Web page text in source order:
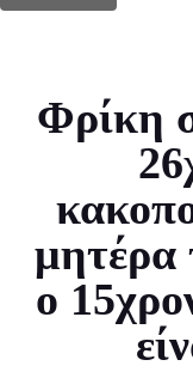
Φρίκη
μητέρα
ο